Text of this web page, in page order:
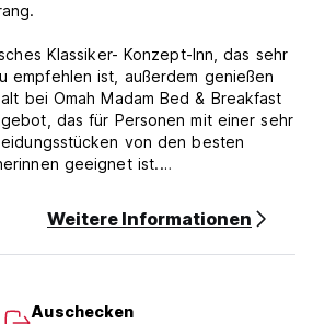
Klassiker- Konzept-Inn, das sehr
empfehlen ist, außerdem genießen
bei Omah Madam Bed & Breakfast
das für Personen mit einer sehr
von den besten
geeignet ist.
stehen, befinden sich in drei
Deluxe, alle von denen Zimmer und
und bequem sind und einzigartig
& Bedingungen:
Weitere Informationen
Auschecken